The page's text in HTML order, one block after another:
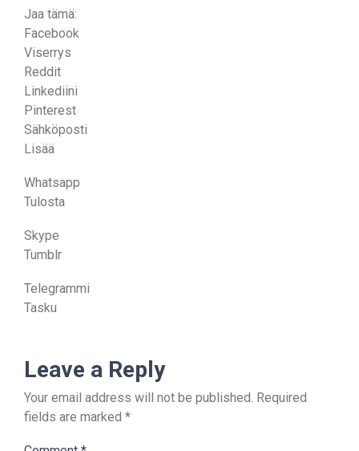
Jaa tämä:
Facebook
Viserrys
Reddit
Linkediini
Pinterest
Sähköposti
Lisää
Whatsapp
Tulosta
Skype
Tumblr
Telegrammi
Tasku
Leave a Reply
Your email address will not be published. Required
fields are marked *